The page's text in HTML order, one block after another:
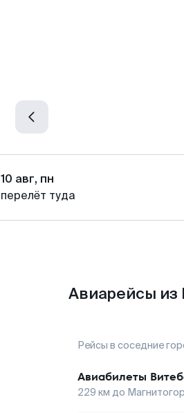
10 авг, пн
перелёт туда
Авиарейсы из
Рейсы в соседние
Авиабилеты
229 км до